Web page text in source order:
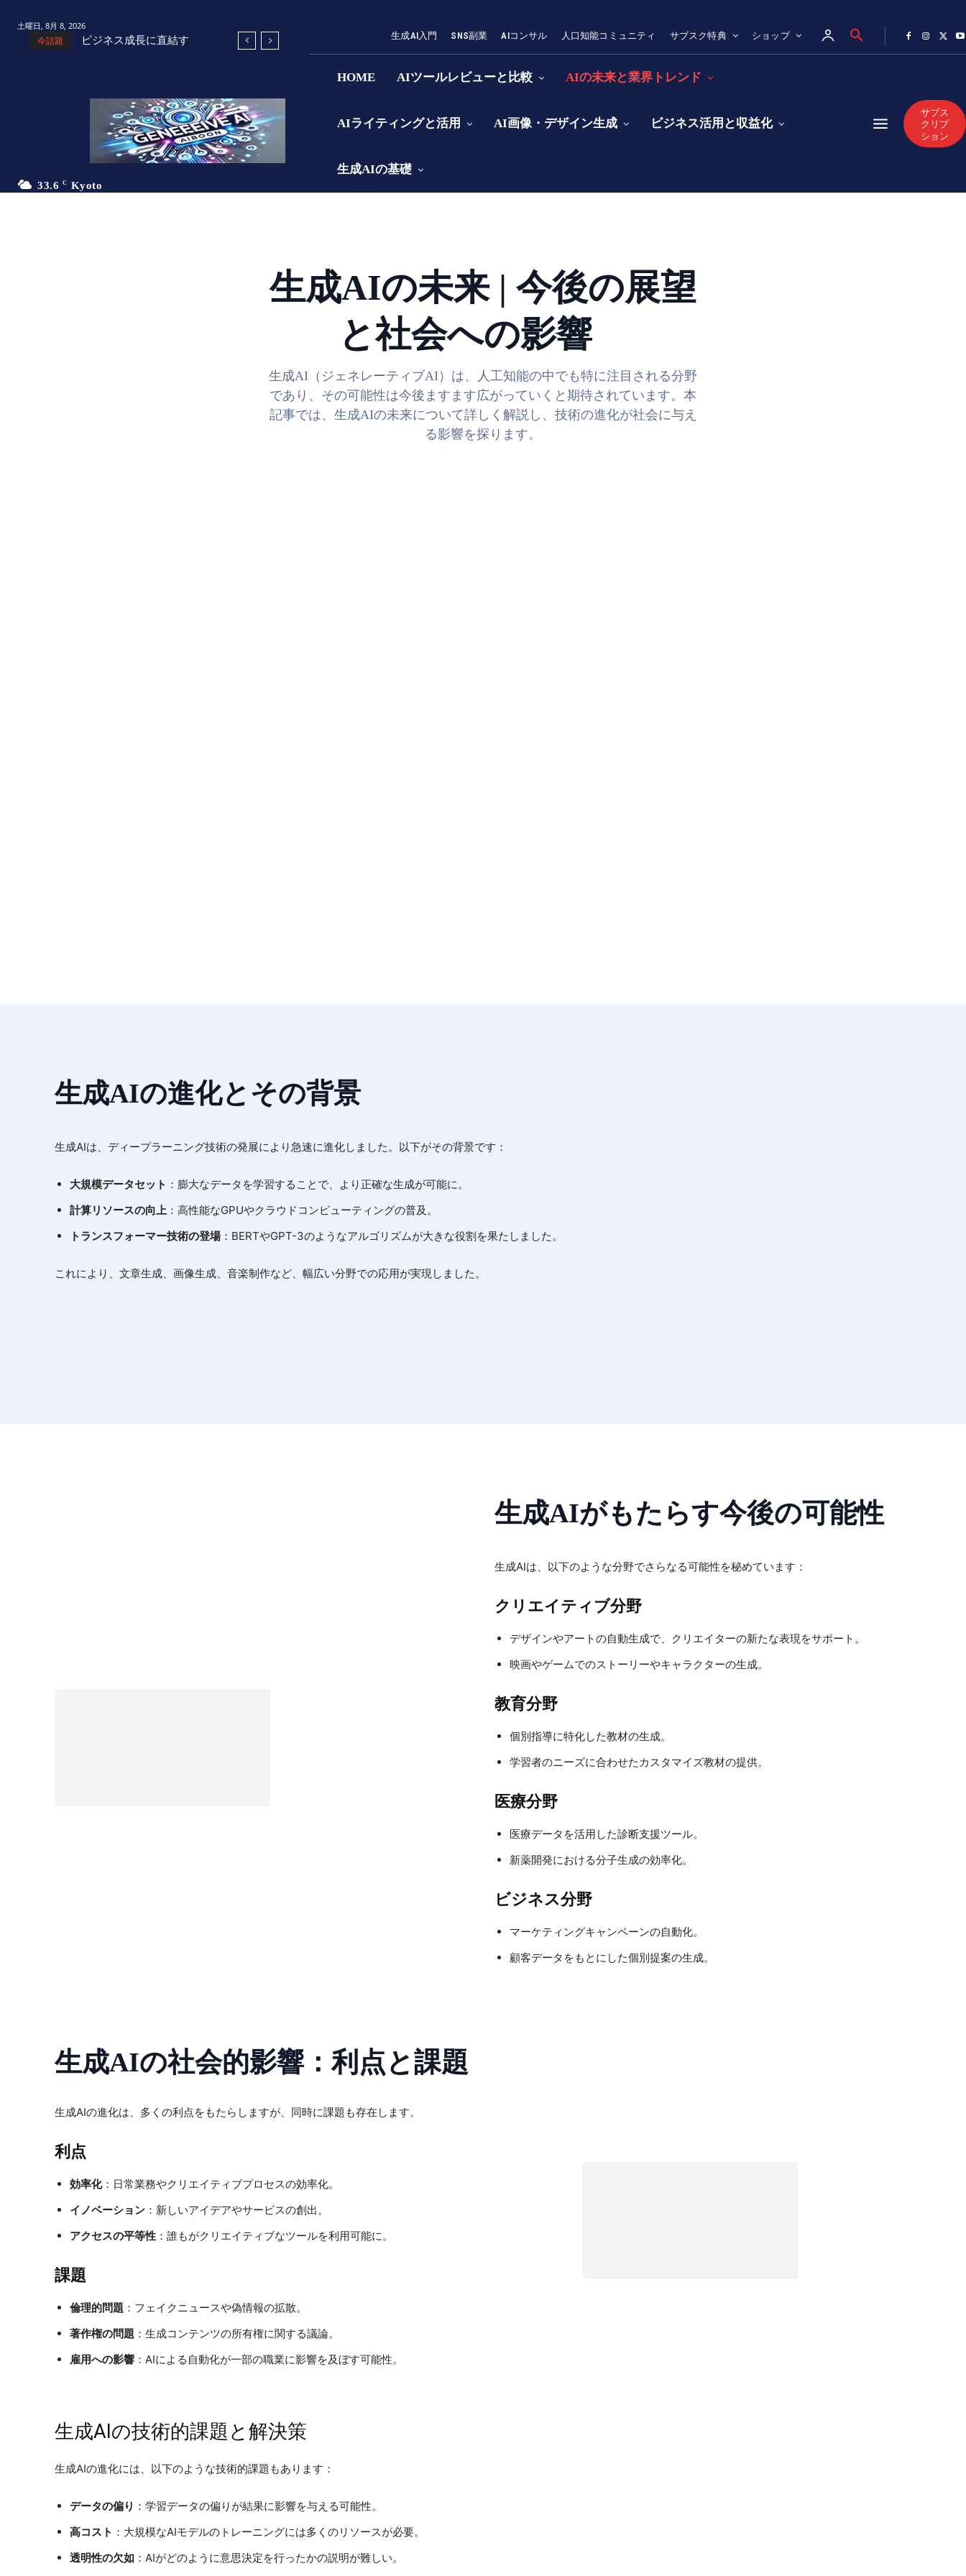
土曜日, 8月 8, 2026
今話題
ビジネス成長に直結す
33.6 C Kyoto
生成AI入門 SNS副業 AIコンサル 人口知能コミュニティ サブスク特典 ショップ
HOME AIツールレビューと比較 AIの未来と業界トレンド
AIライティングと活用 AI画像・デザイン生成 ビジネス活用と収益化
生成AIの基礎
サブス
クリプ
ション
生成AIの未来 | 今後の展望
と社会への影響
生成AI（ジェネレーティブAI）は、人工知能の中でも特に注目される分野
であり、その可能性は今後ますます広がっていくと期待されています。本
記事では、生成AIの未来について詳しく解説し、技術の進化が社会に与え
る影響を探ります。
生成AIの進化とその背景
生成AIは、ディープラーニング技術の発展により急速に進化しました。以下がその背景です：
大規模データセット ：膨大なデータを学習することで、より正確な生成が可能に。
計算リソースの向上 ：高性能なGPUやクラウドコンピューティングの普及。
トランスフォーマー技術の登場：BERTやGPT-3のようなアルゴリズムが大きな役割を果たしました。
これにより、文章生成、画像生成、音楽制作など、幅広い分野での応用が実現しました。
生成AIがもたらす今後の可能性
生成AIは、以下のような分野でさらなる可能性を秘めています：
クリエイティブ分野
デザインやアートの自動生成で、クリエイターの新たな表現をサポート。
映画やゲームでのストーリーやキャラクターの生成。
教育分野
個別指導に特化した教材の生成。
学習者のニーズに合わせたカスタマイズ教材の提供。
医療分野
医療データを活用した診断支援ツール。
新薬開発における分子生成の効率化。
ビジネス分野
マーケティングキャンペーンの自動化。
顧客データをもとにした個別提案の生成。
生成AIの社会的影響：利点と課題
生成AIの進化は、多くの利点をもたらしますが、同時に課題も存在します。
利点
効率化：日常業務やクリエイティブプロセスの効率化。
イノベーション ：新しいアイデアやサービスの創出。
アクセスの平等性 ：誰もがクリエイティブなツールを利用可能に。
課題
倫理的問題 ：フェイクニュースや偽情報の拡散。
著作権の問題 ：生成コンテンツの所有権に関する議論。
雇用への影響 ：AIによる自動化が一部の職業に影響を及ぼす可能性。
生成AIの技術的課題と解決策
生成AIの進化には、以下のような技術的課題もあります：
データの偏り ：学習データの偏りが結果に影響を与える可能性。
高コスト ：大規模なAIモデルのトレーニングには多くのリソースが必要。
透明性の欠如 ：AIがどのように意思決定を行ったかの説明が難しい。